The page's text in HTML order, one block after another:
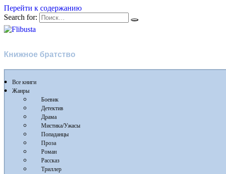
Перейти к содержанию
Search for:
Книжное братство
Все книги
Жанры
Боевик
Детектив
Драма
Мистика/Ужасы
Попаданцы
Проза
Роман
Рассказ
Триллер